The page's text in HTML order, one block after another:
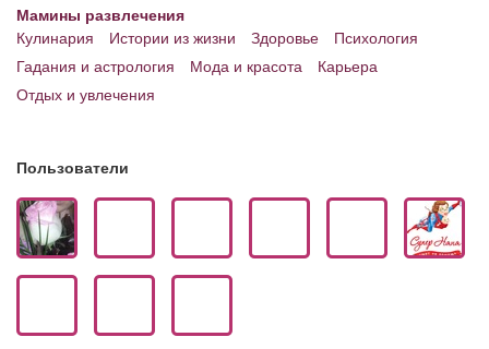
Мамины развлечения
Кулинария
Истории из жизни Здоровье
Психология
Гадания и астрология
Мода и красота
Карьера
Отдых и увлечения
Пользователи